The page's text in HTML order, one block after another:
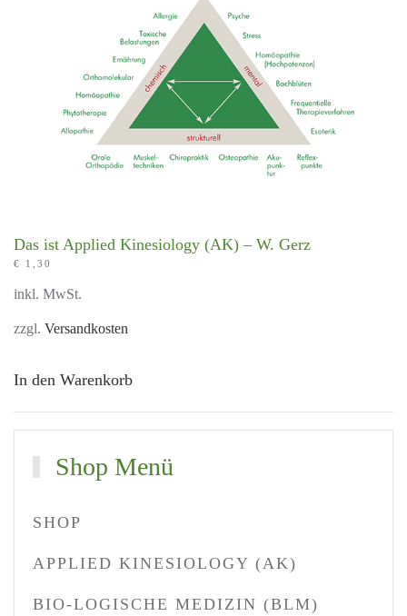
Das ist Applied Kinesiology (AK) – W. Gerz
€ 1,30
inkl. MwSt.
zzgl. Versandkosten
In den Warenkorb
Shop Menü
SHOP
APPLIED KINESIOLOGY (AK)
BIO-LOGISCHE MEDIZIN (BLM)